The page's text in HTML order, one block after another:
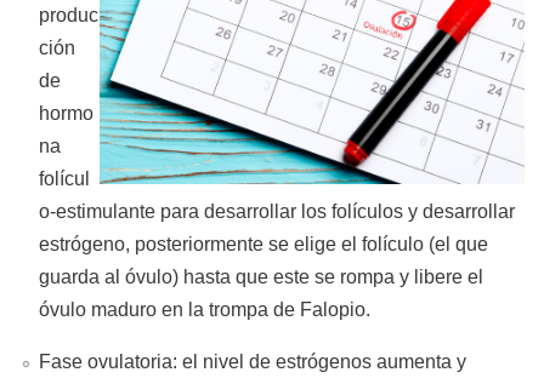
produc
ción
de
hormo
na
folícul
o-estimulante para desarrollar los folículos y desarrollar
estrógeno, posteriormente se elige el folículo (el que
guarda al óvulo) hasta que este se rompa y libere el
óvulo maduro en la trompa de Falopio.
Fase ovulatoria: el nivel de estrógenos aumenta y